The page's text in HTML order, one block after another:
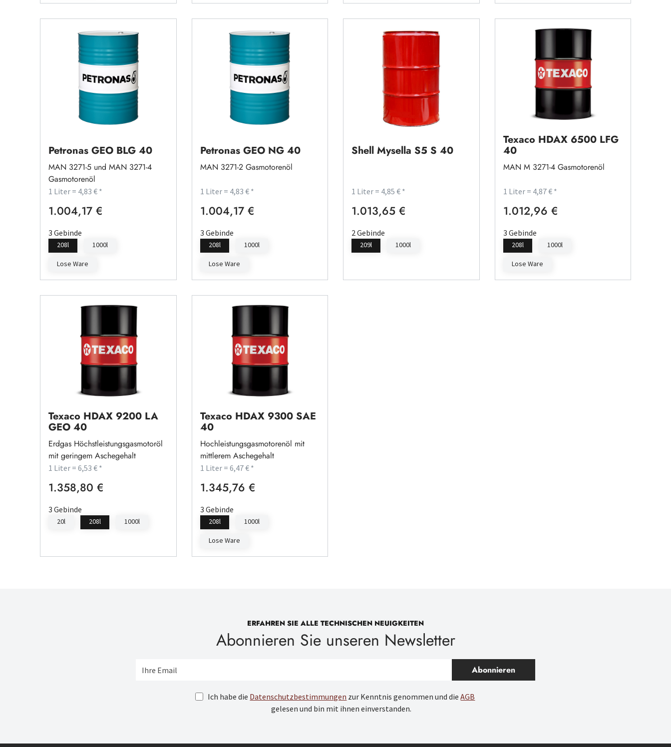
Petronas GEO BLG 40
MAN 3271-5 und MAN 3271-4
Gasmotorenöl
1 Liter = 4,83 € *
Regulärer Preis:
1.004,17 €
3 Gebinde
208l 1000l
Lose Ware
Petronas GEO NG 40
MAN 3271-2 Gasmotorenöl
1 Liter = 4,83 € *
Regulärer Preis:
1.004,17 €
3 Gebinde
208l 1000l
Lose Ware
Shell Mysella S5 S 40
1 Liter = 4,85 € *
Regulärer Preis:
1.013,65 €
2 Gebinde
209l 1000l
Texaco HDAX 6500 LFG
40
MAN M 3271-4 Gasmotorenöl
1 Liter = 4,87 € *
Regulärer Preis:
1.012,96 €
3 Gebinde
208l 1000l
Lose Ware
Texaco HDAX 9200 LA
GEO 40
Erdgas Höchstleistungsgasmotoröl
mit geringem Aschegehalt
1 Liter = 6,53 € *
Regulärer Preis:
1.358,80 €
3 Gebinde
20l 208l 1000l
Texaco HDAX 9300 SAE
40
Hochleistungsgasmotorenöl mit
mittlerem Aschegehalt
1 Liter = 6,47 € *
Regulärer Preis:
1.345,76 €
3 Gebinde
208l 1000l
Lose Ware
ERFAHREN SIE ALLE TECHNISCHEN NEUIGKEITEN
Abonnieren Sie unseren Newsletter
Abonnieren
Ich habe die Datenschutzbestimmungen zur Kenntnis genommen und dieAGB
gelesen und bin mit ihnen einverstanden.